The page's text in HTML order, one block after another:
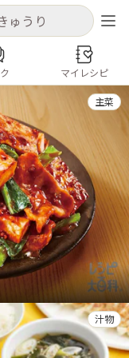
キャンセル
ます
規登録
キャンセル
コンテンツ
もろこし
マイレシピ
主菜
汁物